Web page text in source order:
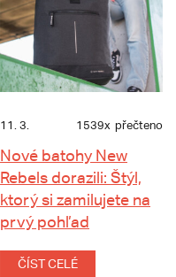
11. 3. 1539x přečteno
Nové batohy New
Rebels dorazili: Štýl,
ktorý si zamilujete na
prvý pohľad
ČÍST CELÉ